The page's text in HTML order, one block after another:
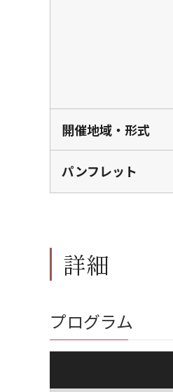
開催地域・形式
パンフレット
詳細
プログラム